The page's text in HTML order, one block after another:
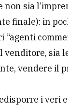
non sia
finale): in
“agenti
venditore, sia
vendere il
i veri